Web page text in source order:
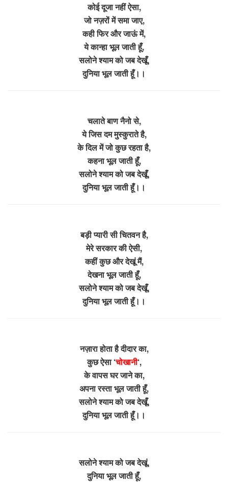
कोई दूजा नहीं ऐसा,
जो नज़रों में समा जाए,
कही फिर और जाऊं में,
ये कान्हा भूल जाती हूँ,
सलोने श्याम को जब देखूँ,
दुनिया भूल जाती हूँ।।
चलाते बाण नैनो से,
ये जिस दम मुस्कुराते है,
के दिल में जो कुछ रहता है,
कहना भूल जाती हूँ,
सलोने श्याम को जब देखूँ,
दुनिया भूल जाती हूँ।।
बड़ी प्यारी सी चितवन है,
मेरे सरकार की ऐसी,
कहीं कुछ और देखूं मैं,
देखना भूल जाती हूँ,
सलोने श्याम को जब देखूँ,
दुनिया भूल जाती हूँ।।
नज़ारा होता है दीदार का,
कुछ ऐसा ‘चोखानी‘,
के वापस घर जाने का,
अपना रस्ता भूल जाती हूँ,
सलोने श्याम को जब देखूँ,
दुनिया भूल जाती हूँ।।
सलोने श्याम को जब देखूं,
दुनिया भूल जाती हूँ,